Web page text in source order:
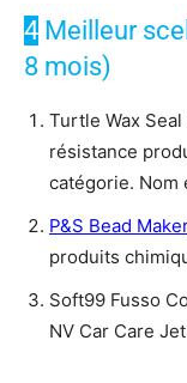
4 Meilleur
8 mois)
Turtle Wax
résistance
catégorie. Nom
P&S Bead
produits
Soft99 Fusso
NV Car Care